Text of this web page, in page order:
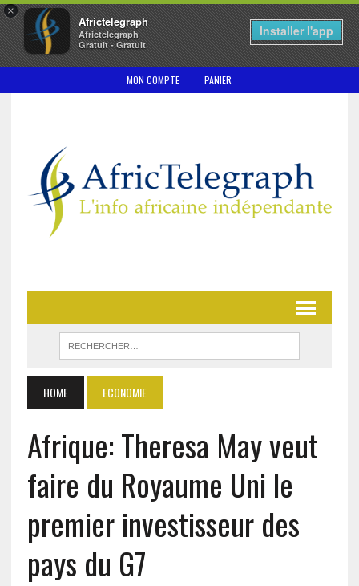
×
Africtelegraph
Africtelegraph
Gratuit - Gratuit
Installer l'app
MON COMPTE PANIER
HOME ECONOMIE
Afrique: Theresa May veut
faire du Royaume Uni le
premier investisseur des
pays du G7